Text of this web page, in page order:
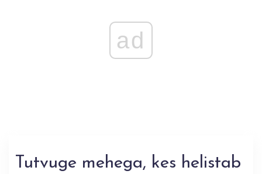
ad
Tutvuge mehega, kes helistab